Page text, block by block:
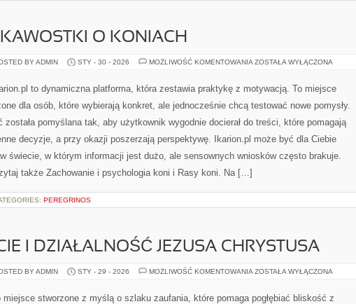
O KONIACH
BY ADMIN STY - 30 - 2026 MOŻLIWOŚĆ KOMENTOWANIA CIEKAWOSTKI
ZOSTAŁA WYŁĄCZONA
to dynamiczna platforma, która zestawia praktykę z motywacją. To miejsce
dla osób, które wybierają konkret, ale jednocześnie chcą testować nowe pomysły.
została pomyślana tak, aby użytkownik wygodnie docierał do treści, które pomagają
decyzje, a przy okazji poszerzają perspektywę. Ikarion.pl może być dla Ciebie
świecie, w którym informacji jest dużo, ale sensownych wniosków często brakuje.
także Zachowanie i psychologia koni i Rasy koni. Na […]
PEREGRINOS
I DZIAŁALNOŚĆ JEZUSA CHRYSTUSA
BY ADMIN STY - 29 - 2026 MOŻLIWOŚĆ KOMENTOWANIA ŻYCIE
JEZUSA
CHRYSTUSA
ZOSTAŁA WYŁĄCZONA
miejsce stworzone z myślą o szlaku zaufania, które pomaga pogłębiać bliskość z